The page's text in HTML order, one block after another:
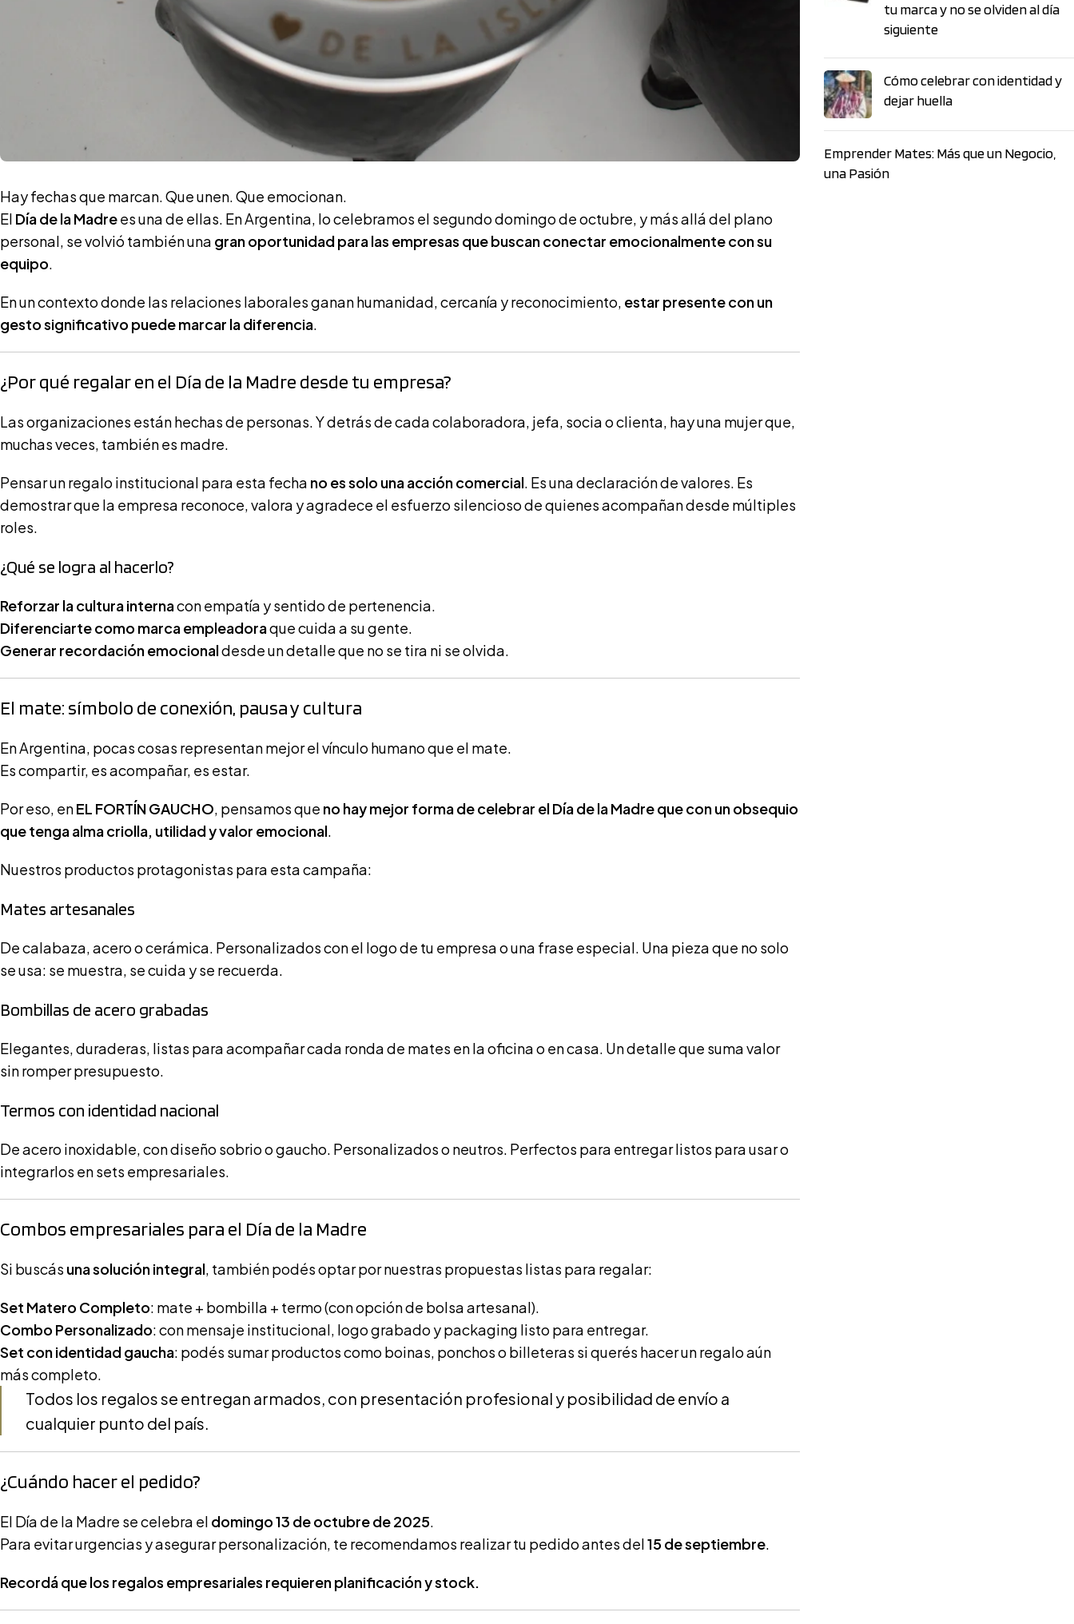
Hay fechas que marcan. Que unen. Que emocionan.
El Día de la Madrees una de ellas. En Argentina, lo celebramos el segundo domingo de octubre, y más allá del plano
personal, se volvió también una gran oportunidad para las empresas que buscan conectar emocionalmente con su
equipo
En un contexto donde las relaciones laborales ganan humanidad, cercanía y reconocimiento, estar presente con un
gesto significativo puede marcar la diferencia
¿Por qué regalar en el Día de la Madre desde tu empresa?
Las organizaciones están hechas de personas. Y detrás de cada colaboradora, jefa, socia o clienta, hay una mujer que,
muchas veces, también es madre.
Pensar un regalo institucional para esta fecha no es solo una acción comercial . Es una declaración de valores. Es
demostrar que la empresa reconoce, valora y agradece el esfuerzo silencioso de quienes acompañan desde múltiples
roles.
¿Qué se logra al hacerlo?
Reforzar la cultura internacon empatía y sentido de pertenencia.
Diferenciarte como marca empleadoraque cuida a su gente.
Generar recordación emocionaldesde un detalle que no se tira ni se olvida.
El mate: símbolo de conexión, pausa y cultura
En Argentina, pocas cosas representan mejor el vínculo humano que el mate.
Es compartir, es acompañar, es estar.
Por eso, enEL FORTÍN GAUCHO , pensamos que no hay mejor forma de celebrar el Día de la Madre que con un obsequio
que tenga alma criolla, utilidad y valor emocional
Nuestros productos protagonistas para esta campaña:
Mates artesanales
De calabaza, acero o cerámica. Personalizados con el logo de tu empresa o una frase especial. Una pieza que no solo
se usa: se muestra, se cuida y se recuerda.
Bombillas de acero grabadas
Elegantes, duraderas, listas para acompañar cada ronda de mates en la oficina o en casa. Un detalle que suma valor
sin romper presupuesto.
Termos con identidad nacional
De acero inoxidable, con diseño sobrio o gaucho. Personalizados o neutros. Perfectos para entregar listos para usar o
integrarlos en sets empresariales.
Combos empresariales para el Día de la Madre
Si buscás una solución integral , también podés optar por nuestras propuestas listas para regalar:
Set Matero Completo: mate + bombilla + termo (con opción de bolsa artesanal).
Combo Personalizado: con mensaje institucional, logo grabado y packaging listo para entregar.
Set con identidad gaucha: podés sumar productos como boinas, ponchos o billeteras si querés hacer un regalo aún
más completo.
Todos los regalos se entregan armados, con presentación profesional y posibilidad de envío a
cualquier punto del país.
¿Cuándo hacer el pedido?
El Día de la Madre se celebra el domingo 13 de octubre de 2025
Para evitar urgencias y asegurar personalización, te recomendamos realizar tu pedido antes del15 de septiembre
Recordá que los regalos empresariales requieren planificación y stock.
tu marca y no se olviden al día
siguiente
Cómo celebrar con identidad y
dejar huella
Emprender Mates: Más que un Negocio,
una Pasión